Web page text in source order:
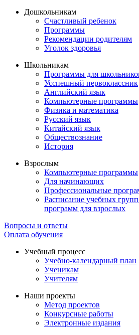
Дошкольникам
Счастливый ребенок
Программы
Рекомендации родителям
Уголок здоровья
Школьникам
Программы для
Усспешный первоклассник
Английский язык
Компьютерные программы
Физика и математика
Русский язык
Китайский язык
Обществознание
История
Взрослым
Компьютерные программы
Для начинающих
Профессиональные
Расписание учебных
программ для взрослых
Вопросы и ответы
Оплата обучения
Учебный процесс
Учебно-календарный план
Ученикам
Учителям
Наши проекты
Метод проектов
Конкурсные работы
Электронные издания